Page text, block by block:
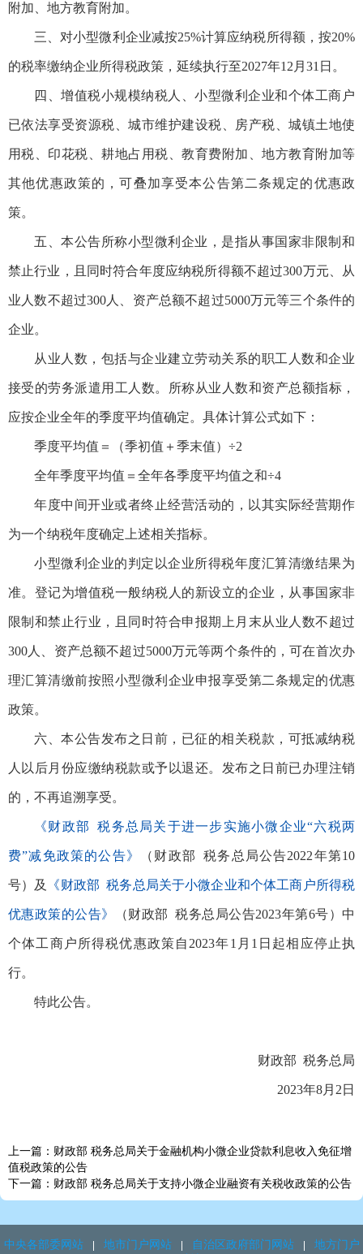
附加、地方教育附加。
三、对小型微利企业减按25%计算应纳税所得额，按20%
的税率缴纳企业所得税政策，延续执行至2027年12月31日。
四、增值税小规模纳税人、小型微利企业和个体工商户
已依法享受资源税、城市维护建设税、房产税、城镇土地使
用税、印花税、耕地占用税、教育费附加、地方教育附加等
其他优惠政策的，可叠加享受本公告第二条规定的优惠政
策。
五、本公告所称小型微利企业，是指从事国家非限制和
禁止行业，且同时符合年度应纳税所得额不超过300万元、从
业人数不超过300人、资产总额不超过5000万元等三个条件的
企业。
从业人数，包括与企业建立劳动关系的职工人数和企业
接受的劳务派遣用工人数。所称从业人数和资产总额指标，
应按企业全年的季度平均值确定。具体计算公式如下：
季度平均值＝（季初值＋季末值）÷2
全年季度平均值＝全年各季度平均值之和÷4
年度中间开业或者终止经营活动的，以其实际经营期作
为一个纳税年度确定上述相关指标。
小型微利企业的判定以企业所得税年度汇算清缴结果为
准。登记为增值税一般纳税人的新设立的企业，从事国家非
限制和禁止行业，且同时符合申报期上月末从业人数不超过
300人、资产总额不超过5000万元等两个条件的，可在首次办
理汇算清缴前按照小型微利企业申报享受第二条规定的优惠
政策。
六、本公告发布之日前，已征的相关税款，可抵减纳税
人以后月份应缴纳税款或予以退还。发布之日前已办理注销
的，不再追溯享受。
《财政部 税务总局关于进一步实施小微企业“六税两
费”减免政策的公告》 （财政部 税务总局公告2022年第10
号）及 《财政部 税务总局关于小微企业和个体工商户所得税
优惠政策的公告》 （财政部 税务总局公告2023年第6号）中
个体工商户所得税优惠政策自2023年1月1日起相应停止执
行。
特此公告。
财政部 税务总局
2023年8月2日
上一篇：财政部 税务总局关于金融机构小微企业贷款利息收入免征增
值税政策的公告
下一篇：财政部 税务总局关于支持小微企业融资有关税收政策的公告
中央各部委网站 地市门户网站 自治区政府部门网站
地方门户